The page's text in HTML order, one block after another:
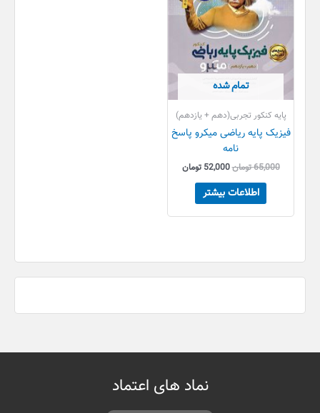
تمام شده
پایه کنکور تجربی(دهم + یازدهم)
فیزیک پایه ریاضی میکرو پاسخ
نامه
65,000تومان52,000 تومان
اطلاعات بیشتر
نماد های اعتماد